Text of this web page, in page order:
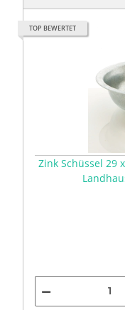
TOP BEWERTET
Zink Schüssel 29